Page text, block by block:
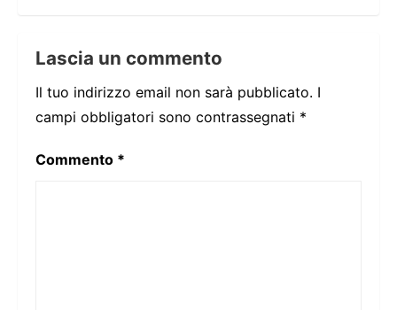
Lascia un commento
Il tuo indirizzo email non sarà pubblicato. I
campi obbligatori sono contrassegnati *
Commento *